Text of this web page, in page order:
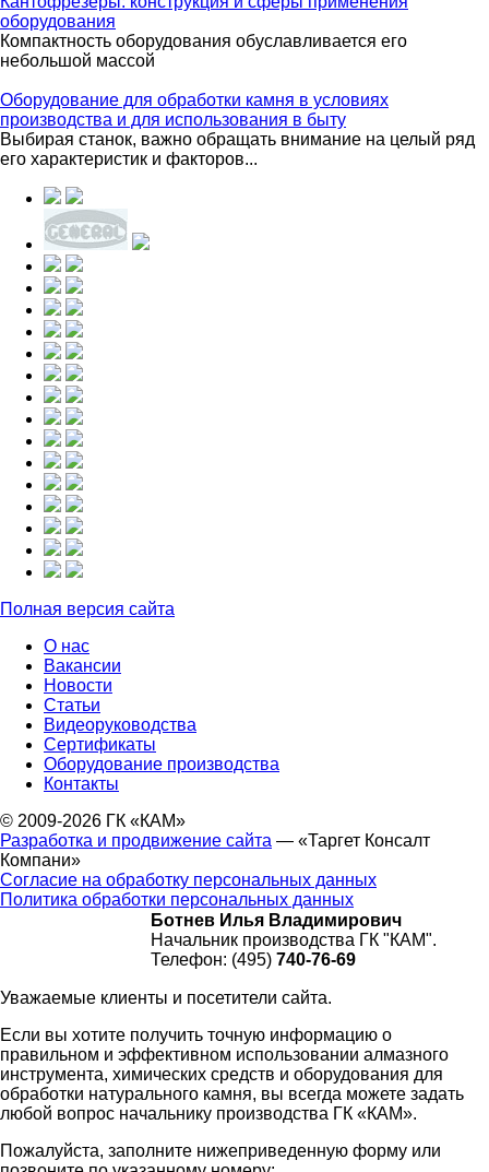
оборудования
Компактность оборудования обуславливается его
небольшой массой
Оборудование для обработки камня в условиях
производства и для использования в быту
Выбирая станок, важно обращать внимание на целый ряд
его характеристик и факторов...
Полная версия сайта
О нас
Вакансии
Новости
Статьи
Видеоруководства
Сертификаты
Оборудование производства
Контакты
© 2009-2026 ГК «КАМ»
Разработка и продвижение сайта — «Таргет Консалт
Компани»
Согласие на обработку персональных данных
Политика обработки персональных данных
Ботнев Илья Владимирович
Начальник производства ГК "КАМ".
Телефон: (495) 740-76-69
Уважаемые клиенты и посетители сайта.
Если вы хотите получить точную информацию о
правильном и эффективном использовании алмазного
инструмента, химических средств и оборудования для
обработки натурального камня, вы всегда можете задать
любой вопрос начальнику производства ГК «КАМ».
Пожалуйста, заполните нижеприведенную форму или